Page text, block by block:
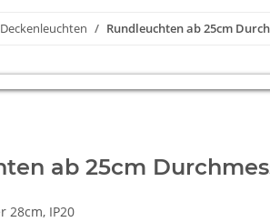
Rundleuchten ab 25cm
ab 25cm
28cm, IP20